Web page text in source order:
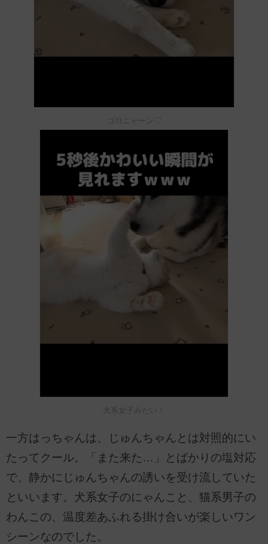
ゴロニャーン♡
犬系女子みたい！
一方はっちゃんは、じゅんちゃんとは対照的にい
たってクール。「また来た…」とばかりの塩対応
で、静かにじゅんちゃんの誘いを受け流していた
といいます。犬系女子のにゃんこと、猫系男子の
わんこの、温度差あふれる掛け合いが楽しいワン
シーンなのでした。